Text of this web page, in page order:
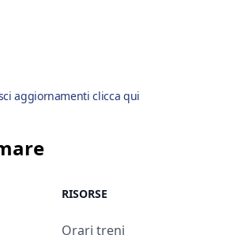
aggiornamenti clicca qui
RISORSE
Orari treni